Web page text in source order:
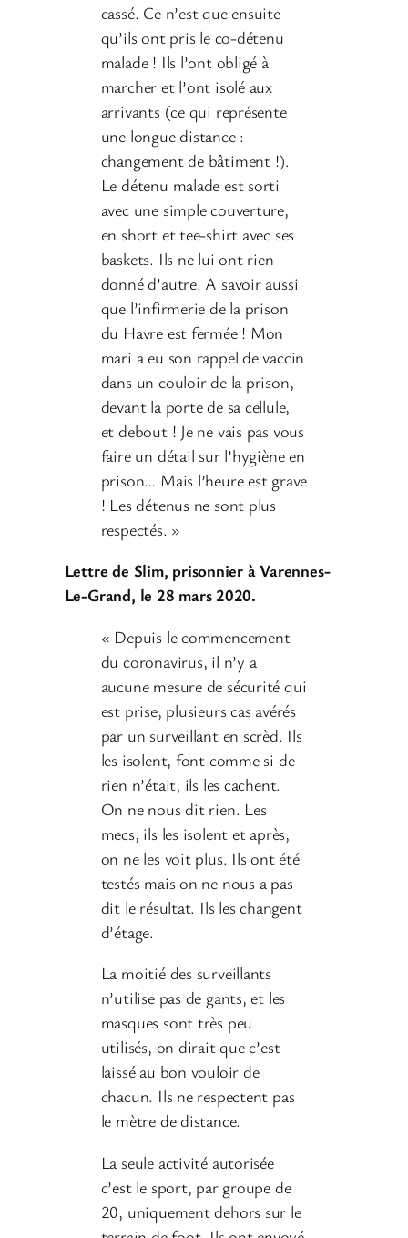
cassé. Ce n’est que ensuite
qu’ils ont pris le co-détenu
malade ! Ils l’ont obligé à
marcher et l’ont isolé aux
arrivants (ce qui représente
une longue distance :
changement de bâtiment !).
Le détenu malade est sorti
avec une simple couverture,
en short et tee-shirt avec ses
baskets. Ils ne lui ont rien
donné d’autre. A savoir aussi
que l’infirmerie de la prison
du Havre est fermée ! Mon
mari a eu son rappel de vaccin
dans un couloir de la prison,
devant la porte de sa cellule,
et debout ! Je ne vais pas vous
faire un détail sur l’hygiène en
prison… Mais l’heure est grave
! Les détenus ne sont plus
respectés. »
Lettre de Slim, prisonnier à Varennes-
Le-Grand, le 28 mars 2020.
« Depuis le commencement
du coronavirus, il n’y a
aucune mesure de sécurité qui
est prise, plusieurs cas avérés
par un surveillant en scrèd. Ils
les isolent, font comme si de
rien n’était, ils les cachent.
On ne nous dit rien. Les
mecs, ils les isolent et après,
on ne les voit plus. Ils ont été
testés mais on ne nous a pas
dit le résultat. Ils les changent
d’étage.
La moitié des surveillants
n’utilise pas de gants, et les
masques sont très peu
utilisés, on dirait que c’est
laissé au bon vouloir de
chacun. Ils ne respectent pas
le mètre de distance.
La seule activité autorisée
c’est le sport, par groupe de
20, uniquement dehors sur le